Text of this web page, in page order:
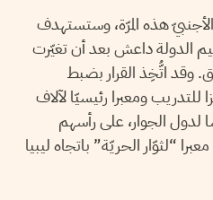
هذه المرّة، وستستهدف
الدولة داعش بعد أن تغيّرت
وقد اتُّخِذ القرار بضبط
للتدريب ومعبرا رئيسيّا لآلاف
لدول الجوار، على رأسهم
“لثوّار الحريّة” باتجاه ليبيا